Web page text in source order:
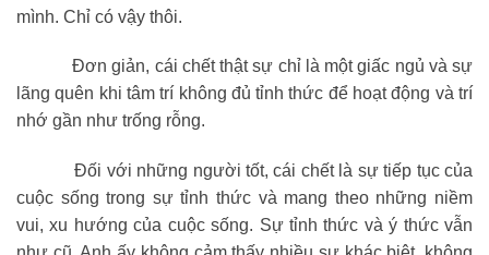
mình. Chỉ có vậy thôi.
Đơn giản, cái chết thật sự chỉ là một giấc ngủ và sự
lãng quên khi tâm trí không đủ tỉnh thức để hoạt động và trí
nhớ gần như trống rỗng.
Đối với những người tốt, cái chết là sự tiếp tục của
cuộc sống trong sự tỉnh thức và mang theo những niềm
vui, xu hướng của cuộc sống. Sự tỉnh thức và ý thức vẫn